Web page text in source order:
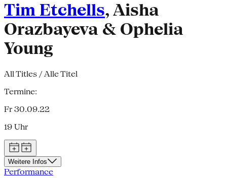
Tim Etchells, Aisha
Orazbayeva & Ophelia
Young
All Titles / Alle Titel
Termine:
Fr 30.09.22
19 Uhr
Weitere Infos
Performance